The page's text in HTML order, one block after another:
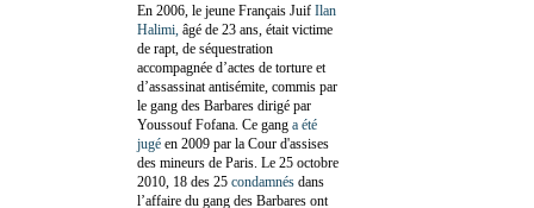
En 2006, le jeune Français Juif Ilan
Halimi, âgé de 23 ans, était victime
de rapt, de séquestration
accompagnée d’actes de torture et
d’assassinat antisémite, commis par
le gang des Barbares dirigé par
Youssouf Fofana. Ce gang a été
jugé en 2009 par la Cour d'assises
des mineurs de Paris. Le 25 octobre
2010, 18 des 25 condamnés dans
l’affaire du gang des Barbares ont